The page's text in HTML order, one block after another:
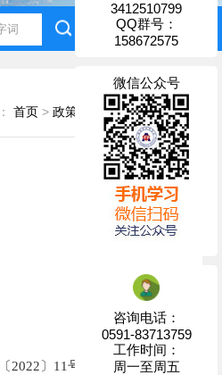
首页 > 政策法规 >药师领域
2022〕11号)、《福建省人
3412510799
QQ群号：
158672575
微信公众号
咨询电话：
0591-83713759
工作时间：
周一至周五